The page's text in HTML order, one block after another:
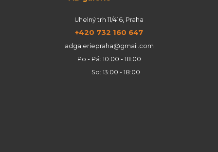
Uhelný trh 11/416, Praha
+420 732 160 647
adgaleriepraha@gmail.com
Po - Pá: 10:00 - 18:00
So: 13:00 - 18:00